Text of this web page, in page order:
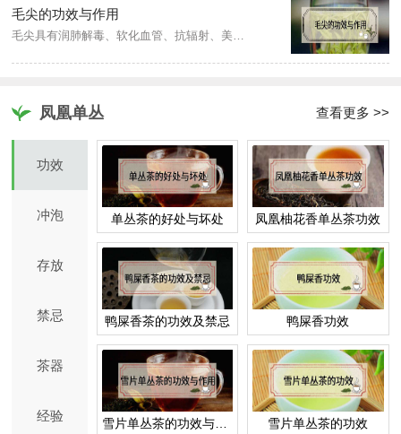
毛尖的功效与作用
凤凰单丛 查看更多 >>
功效
冲泡
存放
禁忌
茶器
经验
单丛茶的好处与坏处 凤凰柚花香单丛茶功效
鸭屎香茶的功效及禁忌 鸭屎香功效
雪片单丛茶的功效与作用 雪片单丛茶的功效